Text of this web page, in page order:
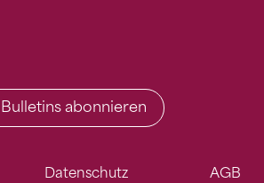
abonnieren
Datenschutz AGB